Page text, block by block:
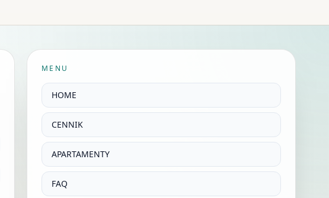
MENU
HOME
CENNIK
APARTAMENTY
FAQ